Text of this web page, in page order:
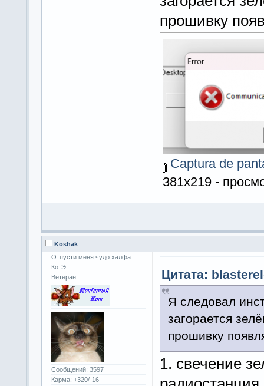
прошивку
Captura de
381x219 -
Koshak
Отпусти меня чудо халфа
КотЭ
Ветеран
Сообщений: 3597
Карма: +320/-16
Цитата:
Я следовал
загорается
прошивку
1. свечение